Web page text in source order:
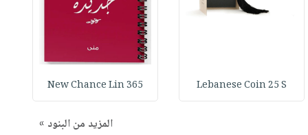
Lebanese Coin 25 S
365 New Chance Lin
المزيد من البنود »